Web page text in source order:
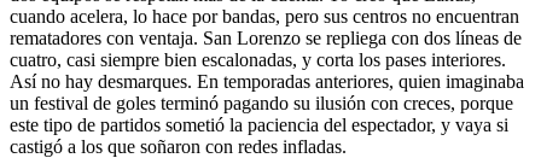
cuando acelera, lo hace por bandas, pero sus centros no encuentran
rematadores con ventaja. San Lorenzo se repliega con dos líneas de
cuatro, casi siempre bien escalonadas, y corta los pases interiores.
Así no hay desmarques. En temporadas anteriores, quien imaginaba
un festival de goles terminó pagando su ilusión con creces, porque
este tipo de partidos sometió la paciencia del espectador, y vaya si
castigó a los que soñaron con redes infladas.